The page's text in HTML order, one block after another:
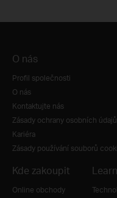
O nás
Profil společnosti
O nás
Kontaktujte nás
Zásady ochrany osobních údajů
Kariéra
Zásady používání souborů
Kde zakoupit
Online obchody